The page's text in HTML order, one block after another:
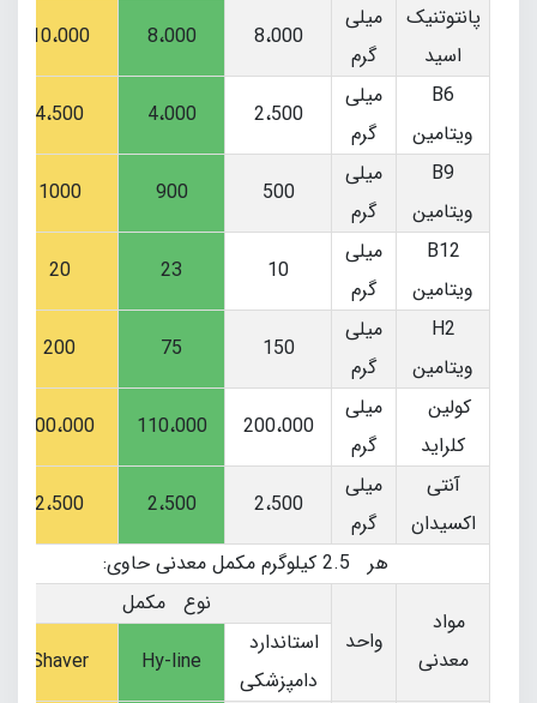
پانتوتنیک
اسید
میلی
گرم
8،000 8،000
10،000
B6
ویتامین
میلی
گرم
2،500 4،000
4،500
B9
ویتامین
میلی
گرم
500
900
1000
B12
ویتامین
میلی
گرم
10
23
20
H2
ویتامین
میلی
گرم
150
75
200
کولین
کلراید
میلی
گرم
200،000 110،000
200،000
آنتی
اکسیدان
میلی
گرم
2،500 2،500
2،500
هر 2.5 کیلوگرم مکمل معدنی حاوی:
مواد
معدنی
واحد
نوع مکمل
استاندارد
دامپزشکی
Hy-line
Shaver